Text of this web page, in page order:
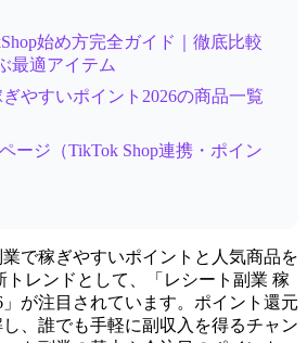
始め方完全ガイド｜徹底比較
最適アイテム
やすいポイント2026の商品一覧
ージ（TikTok Shop連携・ポイン
で稼ぎやすいポイントと人気商品を
トレンドとして、「レシート副業 稼
が注目されています。ポイント還元
、誰でも手軽に副収入を得るチャン